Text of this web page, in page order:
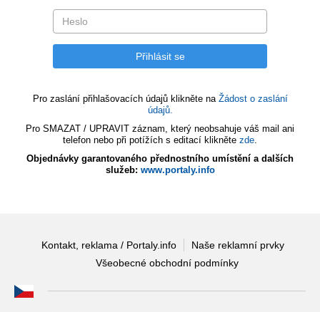
Pro zaslání přihlašovacích údajů klikněte na Žádost o zaslání
údajů.
Pro SMAZAT / UPRAVIT záznam, který neobsahuje váš mail ani
telefon nebo při potížích s editací klikněte zde.
Objednávky garantovaného přednostního umístění a dalších
služeb: www.portaly.info
Kontakt, reklama / Portaly.info
Naše reklamní prvky
Všeobecné obchodní podmínky